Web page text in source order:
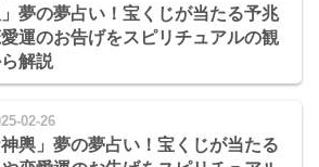
」夢の夢占い！宝くじが当たる予兆
運のお告げをスピリチュアルの観
解説
02-26
神輿」夢の夢占い！宝くじが当たる